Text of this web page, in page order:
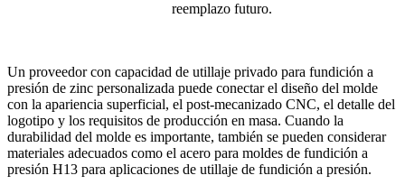
reemplazo futuro.
Un proveedor con capacidad de utillaje privado para fundición a
presión de zinc personalizada puede conectar el diseño del molde
con la apariencia superficial, el post-mecanizado CNC, el detalle del
logotipo y los requisitos de producción en masa. Cuando la
durabilidad del molde es importante, también se pueden considerar
materiales adecuados como el acero para moldes de fundición a
presión H13 para aplicaciones de utillaje de fundición a presión.